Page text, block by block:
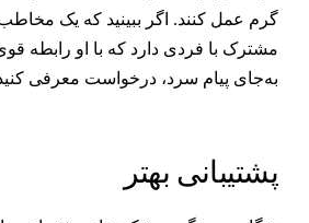
عمل کنند. اگر ببینید که یک مخاطب
با فردی دارد که با او رابطه قوی
پیام سرد، درخواست معرفی کنید.
بهتر